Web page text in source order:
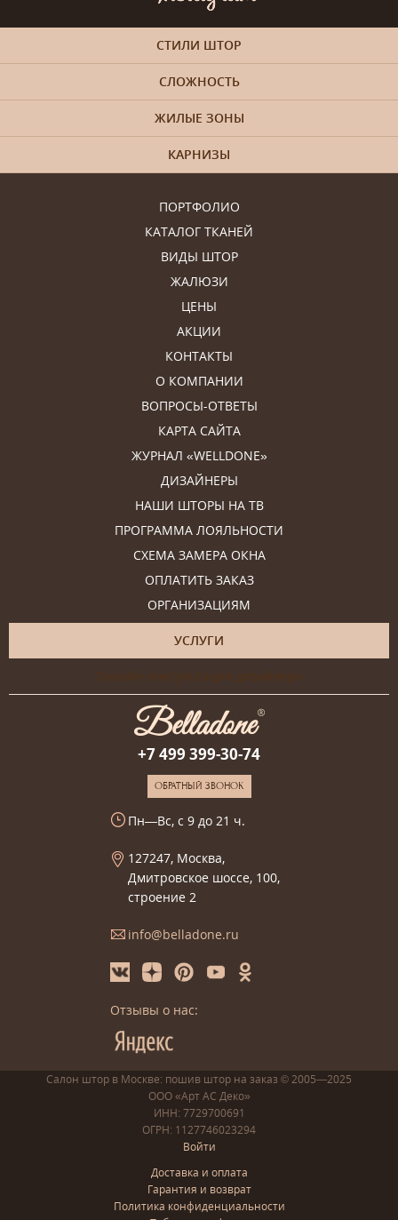
ПОРТФОЛИО
КАТАЛОГ ТКАНЕЙ
ВИДЫ ШТОР
ЖАЛЮЗИ
ЦЕНЫ
АКЦИИ
КОНТАКТЫ
О КОМПАНИИ
ВОПРОСЫ-ОТВЕТЫ
КАРТА САЙТА
ЖУРНАЛ «WELLDONE»
ДИЗАЙНЕРЫ
НАШИ ШТОРЫ НА ТВ
ПРОГРАММА ЛОЯЛЬНОСТИ
СХЕМА ЗАМЕРА ОКНА
ОПЛАТИТЬ ЗАКАЗ
ОРГАНИЗАЦИЯМ
УСЛУГИ
Онлайн-консультация дизайнера
СТИЛИ ШТОР
СЛОЖНОСТЬ
ЖИЛЫЕ ЗОНЫ
КАРНИЗЫ
+7 499 399-30-74
ОБРАТНЫЙ ЗВОНОК
Пн—Вс, с 9 до 21 ч.
127247, Москва,
Дмитровское шоссе, 100,
строение 2
info@belladone.ru
Отзывы о нас:
Салон штор в Москве: пошив штор на заказ © 2005—2025
ООО «Арт АС Деко»
ИНН: 7729700691
ОГРН: 1127746023294
Войти
Доставка и оплата
Гарантия и возврат
Политика конфиденциальности